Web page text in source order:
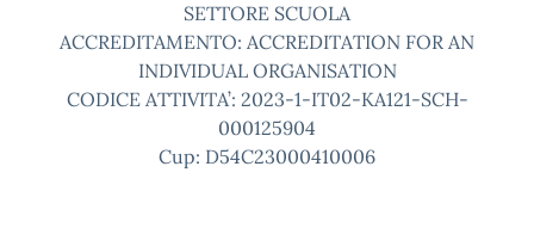
SETTORE SCUOLA
ACCREDITAMENTO: ACCREDITATION FOR AN
INDIVIDUAL ORGANISATION
CODICE ATTIVITA’: 2023-1-IT02-KA121-SCH-
000125904
Cup: D54C23000410006